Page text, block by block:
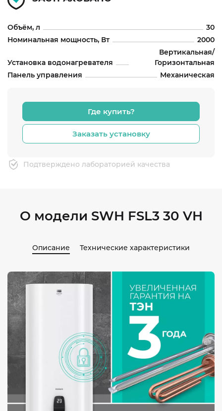
Объём, л
30
Номинальная мощность, Вт
2000
Установка водонагревателя
Вертикальная/
Горизонтальная
Панель управления
Механическая
Где купить?
Заказать установку
Подтверждено лабораторией качества
О модели SWH FSL3 30 VH
Описание Технические характеристики